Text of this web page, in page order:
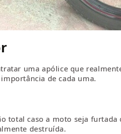
uma apólice que
de cada uma.
total caso a moto seja furtada
destruída.